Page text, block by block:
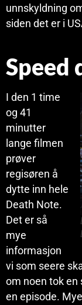
unnskyldning
siden det er i
Speed
I den 1 time
og 41
minutter
lange filmen
prøver
regisøren å
dytte inn hele
Death Note.
Det er så
mye
informasjon
vi som seere
om noen tok en
en episode.